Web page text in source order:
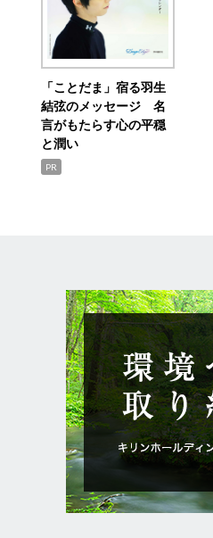
「ことだま」宿る羽生
結弦のメッセージ 名
言がもたらす心の平穏
と潤い
PR